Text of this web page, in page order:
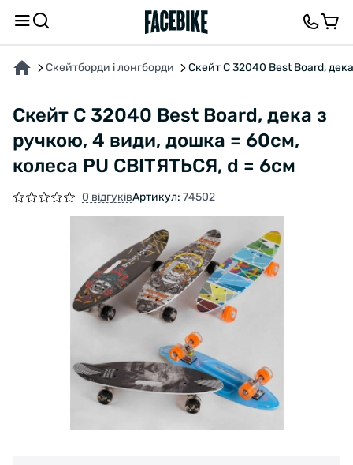
Скейтборди і лонгборди Скейт С 32040 Best Board,
Скейт С 32040 Best Board, дека з
ручкою, 4 види, дошка = 60см,
колеса PU СВІТЯТЬСЯ, d = 6см
0 відгуківАртикул: 74502
ПРО ТОВАР ХАРАКТЕРИСТИКИВІДГУКИ ТА ЗАПИТАННЯ